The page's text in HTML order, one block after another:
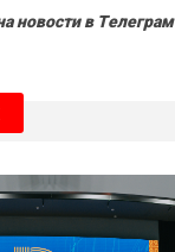
новости в Tелеграм